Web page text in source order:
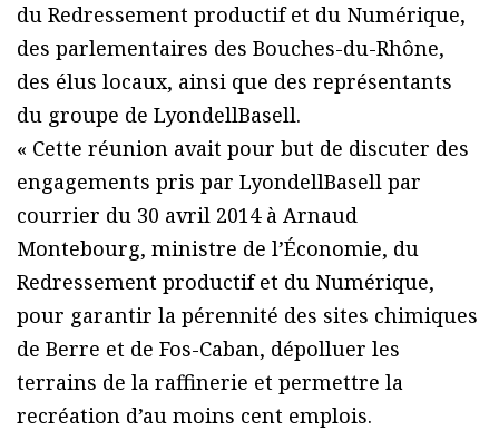
du Redressement productif et du Numérique,
des parlementaires des Bouches-du-Rhône,
des élus locaux, ainsi que des représentants
du groupe de LyondellBasell.
« Cette réunion avait pour but de discuter des
engagements pris par LyondellBasell par
courrier du 30 avril 2014 à Arnaud
Montebourg, ministre de l’Économie, du
Redressement productif et du Numérique,
pour garantir la pérennité des sites chimiques
de Berre et de Fos-Caban, dépolluer les
terrains de la raffinerie et permettre la
recréation d’au moins cent emplois.